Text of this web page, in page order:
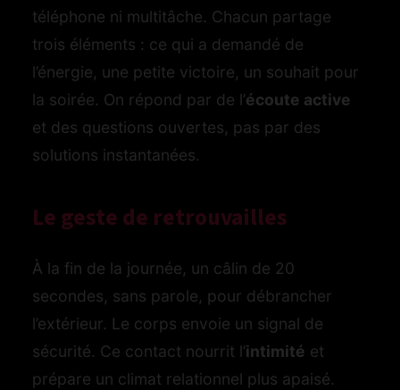
téléphone ni multitâche. Chacun partage
trois éléments : ce qui a demandé de
l’énergie, une petite victoire, un souhait pour
la soirée. On répond par de l’écoute active
et des questions ouvertes, pas par des
solutions instantanées.
Le geste de retrouvailles
À la fin de la journée, un câlin de 20
secondes, sans parole, pour débrancher
l’extérieur. Le corps envoie un signal de
sécurité. Ce contact nourrit l’intimité et
prépare un climat relationnel plus apaisé.